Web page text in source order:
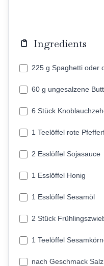
Ingredients
225 g Spaghetti oder
60 g ungesalzene
6 Stück
1 Teelöffel rote
2 Esslöffel Sojasauce
1 Esslöffel Honig
1 Esslöffel Sesamöl
2 Stück
1 Teelöffel
nach Geschmack